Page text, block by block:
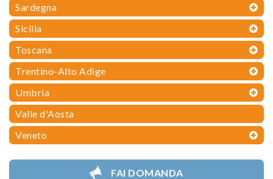
Sardegna
Sicilia
Toscana
Trentino-Alto Adige
Umbria
Valle d'Aosta
Veneto
FAI DOMANDA